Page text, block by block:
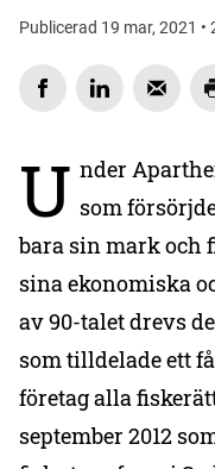
Publicerad 19 mar, 2021 •
U nder
som
bara sin mark och
sina ekonomiska
av 90-talet drevs
som tilldelade ett
företag alla
september 2012